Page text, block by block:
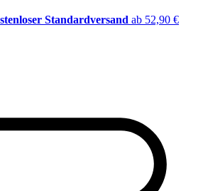
Standardversand ab 52,90 €